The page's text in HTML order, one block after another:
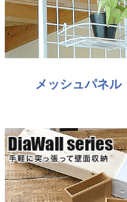
メッシュパネル